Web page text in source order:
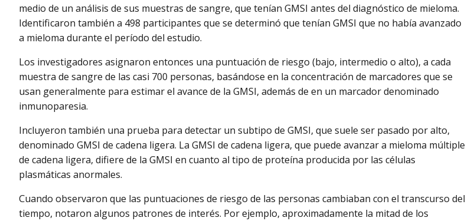
medio de un análisis de sus muestras de sangre, que tenían GMSI antes del diagnóstico de mieloma.
Identificaron también a 498 participantes que se determinó que tenían GMSI que no había avanzado
a mieloma durante el período del estudio.
Los investigadores asignaron entonces una puntuación de riesgo (bajo, intermedio o alto), a cada
muestra de sangre de las casi 700 personas, basándose en la concentración de marcadores que se
usan generalmente para estimar el avance de la GMSI, además de en un marcador denominado
inmunoparesia.
Incluyeron también una prueba para detectar un subtipo de GMSI, que suele ser pasado por alto,
denominado GMSI de cadena ligera. La GMSI de cadena ligera, que puede avanzar a mieloma múltiple
de cadena ligera, difiere de la GMSI en cuanto al tipo de proteína producida por las células
plasmáticas anormales.
Cuando observaron que las puntuaciones de riesgo de las personas cambiaban con el transcurso del
tiempo, notaron algunos patrones de interés. Por ejemplo, aproximadamente la mitad de los